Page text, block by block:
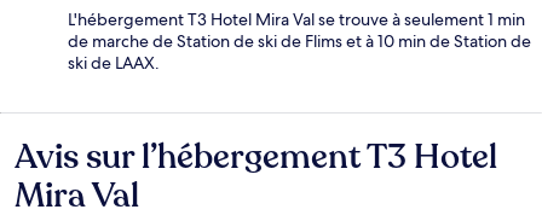
L'hébergement T3 Hotel Mira Val se trouve à seulement 1 min
de marche de Station de ski de Flims et à 10 min de Station de
ski de LAAX.
Avis
Avis sur l’hébergement T3 Hotel
Mira Val